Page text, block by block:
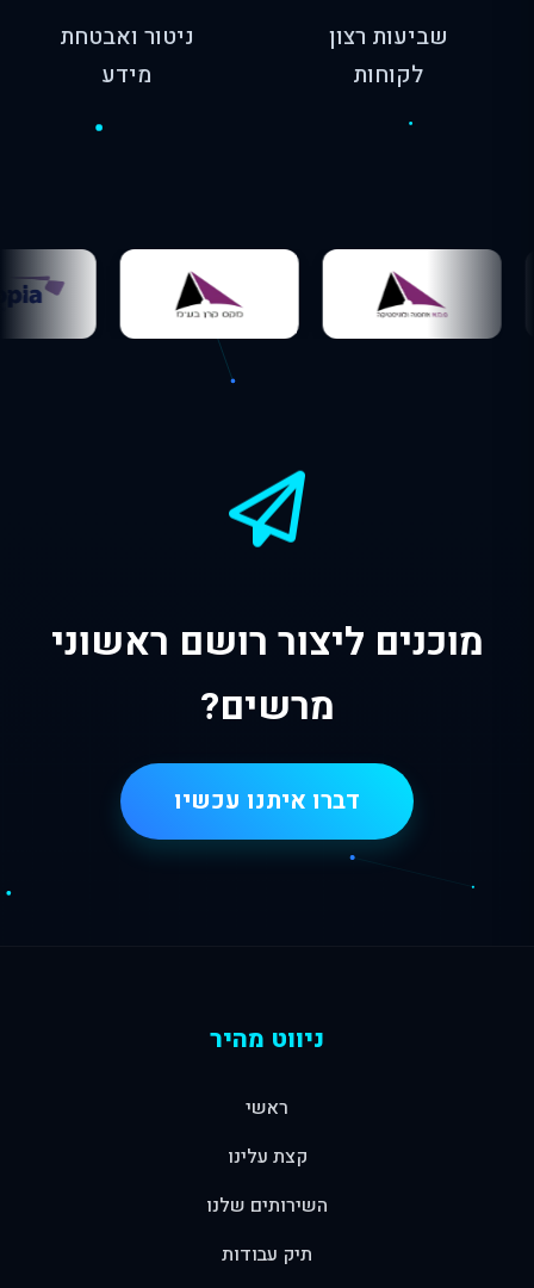
שביעות רצון
לקוחות
ניטור ואבטחת
מידע
מוכנים ליצור רושם ראשוני
מרשים?
דברו איתנו עכשיו
ניווט מהיר
ראשי
קצת עלינו
השירותים שלנו
תיק עבודות